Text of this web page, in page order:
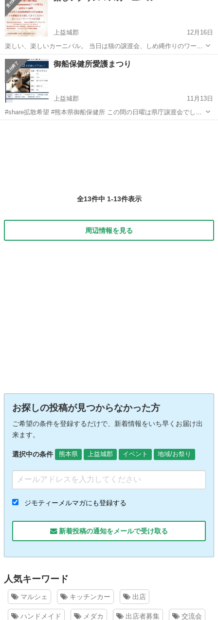
上益城郡
12月16日
楽しい、楽しいカーニバル。 当日は猫の譲渡会、しめ縄作りのワーク
ショップ、カレー、スイーツ、オムライス、オーガニック野菜、パラ
コードでアクセサリーなどなど盛りだくさん！！ みなさん、ぜひいら
してください！ 時間:11時～16...
熊本 上益城郡 地域/お祭り パラコード
御船保健所愛護まつり
上益城郡
11月13日
#share拡散希望 #熊本県御船保健所 この間の日曜は県庁譲渡会でした
が 次の日曜(18日)は 熊本県御船保健所の譲渡会になります。 なんと！
全13件中 1-13件表示
周辺情報を見る
お探しの投稿が見つからなかった方
ご希望の条件を登録するだけで、新着情報をいち早くお届け出
来ます。
選択中の条件 熊本県 上益城郡 イベント 地域/お祭り
ジモティーメルマガにも登録する
新着投稿の通知をメールで受け取る
人気キーワード
マルシェ キッチンカー 出店
ハンドメイド メダカ 出店者募集 交流会